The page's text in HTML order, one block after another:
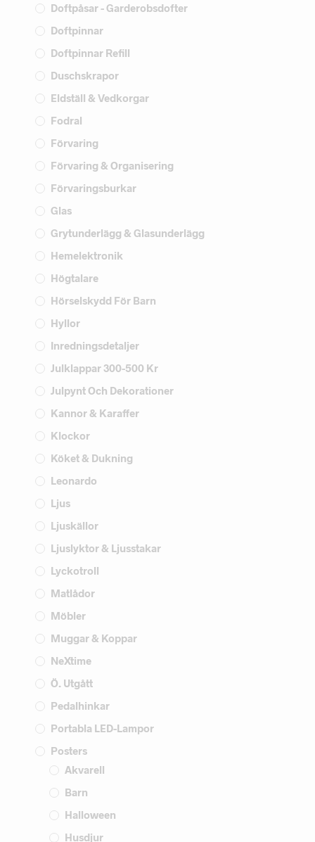
Doftpåsar - Garderobsdofter
Doftpinnar
Doftpinnar Refill
Duschskrapor
Eldställ & Vedkorgar
Fodral
Förvaring
Förvaring & Organisering
Förvaringsburkar
Glas
Grytunderlägg & Glasunderlägg
Hemelektronik
Högtalare
Hörselskydd För Barn
Hyllor
Inredningsdetaljer
Julklappar 300-500 Kr
Julpynt Och Dekorationer
Kannor & Karaffer
Klockor
Köket & Dukning
Leonardo
Ljus
Ljuskällor
Ljuslyktor & Ljusstakar
Lyckotroll
Matlådor
Möbler
Muggar & Koppar
NeXtime
Ö. Utgått
Pedalhinkar
Portabla LED-Lampor
Posters
Akvarell
Barn
Halloween
Husdjur